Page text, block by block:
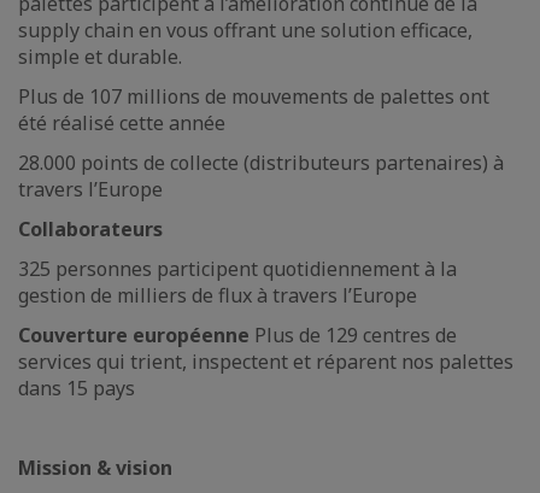
supply chain en vous offrant une solution efficace,
simple et durable.
Plus de 107 millions de mouvements de palettes ont
été réalisé cette année
28.000 points de collecte (distributeurs partenaires) à
travers l’Europe
Collaborateurs
325 personnes participent quotidiennement à la
gestion de milliers de flux à travers l’Europe
Couverture européenne Plus de 129 centres de
services qui trient, inspectent et réparent nos palettes
dans 15 pays
Mission & vision